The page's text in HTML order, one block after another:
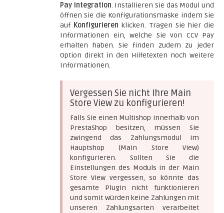
Pay integration. Installieren Sie das Modul und
öffnen Sie die Konfigurationsmaske indem Sie
auf Konfigurieren klicken. Tragen Sie hier die
Informationen ein, welche Sie von CCV Pay
erhalten haben. Sie finden zudem zu jeder
Option direkt in den Hilfetexten noch weitere
Informationen.
Vergessen Sie nicht Ihre Main
Store View zu konfigurieren!
Falls Sie einen Multishop innerhalb von
PrestaShop besitzen, müssen Sie
zwingend das Zahlungsmodul im
Hauptshop (Main Store View)
konfigurieren. Sollten Sie die
Einstellungen des Moduls in der Main
Store View vergessen, so könnte das
gesamte Plugin nicht funktionieren
und somit würden keine Zahlungen mit
unseren Zahlungsarten verarbeitet